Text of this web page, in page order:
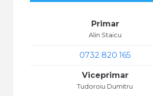
Primar
Alin Staicu
0732 820 165
Viceprimar
Tudoroiu Dumitru